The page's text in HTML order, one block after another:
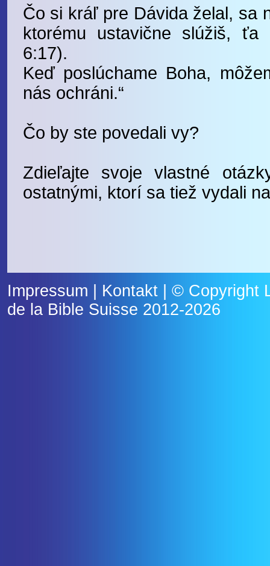
Čo si kráľ pre Dávida želal, sa
ktorému ustavične slúžiš, ťa
6:17).
Keď poslúchame Boha,
nás ochráni.“
Čo by ste povedali vy?
Zdieľajte svoje vlastné
ostatnými, ktorí sa tiež vydali
Impressum Kontakt| © Copyright
de la Bible Suisse 2012-2026